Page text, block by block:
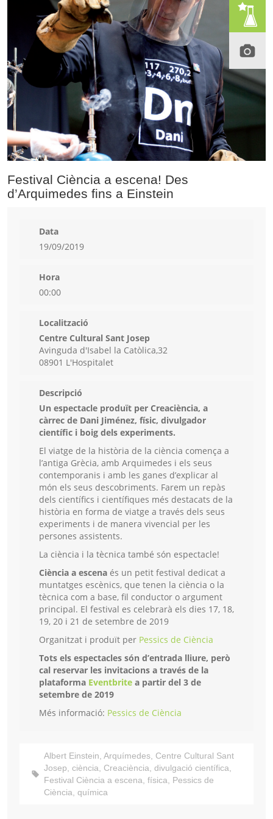
Festival Ciència a escena! Des
d’Arquimedes fins a Einstein
Data
19/09/2019
Hora
00:00
Localització
Centre Cultural Sant Josep
Avinguda d'Isabel la Catòlica,32
08901 L'Hospitalet
Descripció
Un espectacle produït per Creaciència, a
càrrec de Dani Jiménez, físic, divulgador
científic i boig dels experiments.
El viatge de la història de la ciència comença a
l’antiga Grècia, amb Arquimedes i els seus
contemporanis i amb les ganes d’explicar al
món els seus descobriments. Farem un repàs
dels científics i científiques més destacats de la
història en forma de viatge a través dels seus
experiments i de manera vivencial per les
persones assistents.
La ciència i la tècnica també són espectacle!
Ciència a escena és un petit festival dedicat a
muntatges escènics, que tenen la ciència o la
tècnica com a base, fil conductor o argument
principal. El festival es celebrarà els dies 17, 18,
19, 20 i 21 de setembre de 2019
Organitzat i produït per Pessics de Ciència
Tots els espectacles són d’entrada lliure, però
cal reservar les invitacions a través de la
plataforma Eventbrite a partir del 3 de
setembre de 2019
Més informació: Pessics de Ciència
Albert Einstein, Arquímedes, Centre Cultural Sant
Josep, ciència, Creaciència, divulgació científica,
Festival Ciència a escena, física, Pessics de
Ciència, química